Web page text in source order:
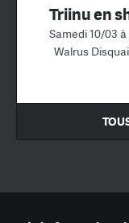
Triinu en
Samedi 10/03 à
Walrus